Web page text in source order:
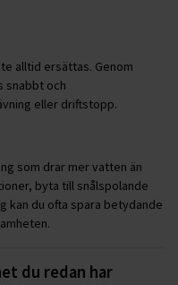
alltid ersättas. Genom
snabbt och
eller driftstopp.
som drar mer vatten än
byta till snålspolande
kan du ofta spara betydande
du redan har